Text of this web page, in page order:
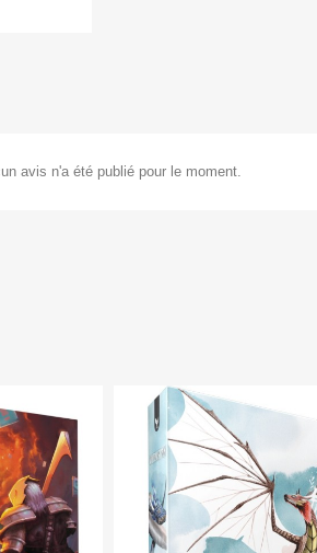
avis n'a été publié pour le moment.